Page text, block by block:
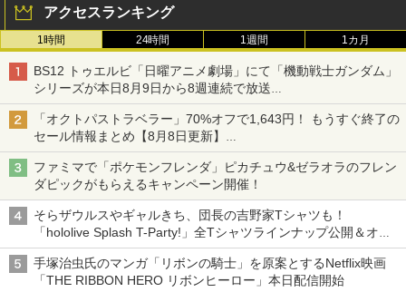
ニンテンドープリペイド番号 9000円|オ
ンラインコード版
￥9,000
5
ンラインコード版
￥5,000
4
【純正品】DualSense ワイヤレスコン
トローラー ミッドナイト ブラック(CFI-
ZCT2J01)
￥10,737
5
【純正品】DualSense ワイヤレスコン
トローラー(CFI-ZCT2J)
￥10,737
B-C ケーブル
￥2,618
5
【国内正規品】Thrustmaster スラスト
マスター TH8S シフター - PC、PS4、P
S5、PS5 Pro、Xbox One、Xbox Serie
s X|S 対応の高精度 H パターン シフター
￥14,141
ボード付) [Blu-ray]
￥10,780
4
劇場版「鬼滅の刃」無限城編 第一章 猗
窩座再来 完全生産限定版 [Blu-ray]
￥8,698
『映画 ラブライブ！蓮ノ空女学院スクー
ルアイドルクラブ Bloom Garden Part
y』Blu-ray（特装限定版）
￥1,078
Switch 2 ACアダプター 充電器 PD規格
60W急速充電 TVモード対応 両端Type-C
PSE認証済み Switch 1/2＆Switch Lite
＆Switch oled 有機elモデル スマートフ
ォン ノートPC その他機器対応
￥2,980
Nintendo Switch Sports Resort
￥6,270
ソニー・インタラクティブエンタテイン
メント 【PS5】ディスクドライブ [CFI-Z
DD1J PS5 ディスクドライブ]
￥11,980
4
【新品】【PS5HD】NOLVA Mechanical
All-Button ArcadeController for PlayS
tation5／Windows PC[在庫品]
￥14,660
アストロボット
アクセスランキング
1時間 24時間 1週間 1カ月
BS12 トゥエルビ「日曜アニメ劇場」にて「機動戦士ガンダム」
シリーズが本日8月9日から8週連続で放送
初回は「機動戦士ガンダム【HDリマスター版】」
「オクトパストラベラー」70%オフで1,643円！ もうすぐ終了の
セール情報まとめ【8月8日更新】
ニンテンドーeショップでは「大神 絶景版」が67%オフで990円
ファミマで「ポケモンフレンダ」ピカチュウ&ゼラオラのフレン
ダピックがもらえるキャンペーン開催！
そらザウルスやギャルきち、団長の吉野家Tシャツも！
「hololive Splash T-Party!」全Tシャツラインナップ公開＆オン
ライン販売開始
手塚治虫氏のマンガ「リボンの騎士」を原案とするNetflix映画
「THE RIBBON HERO リボンヒーロー」本日配信開始